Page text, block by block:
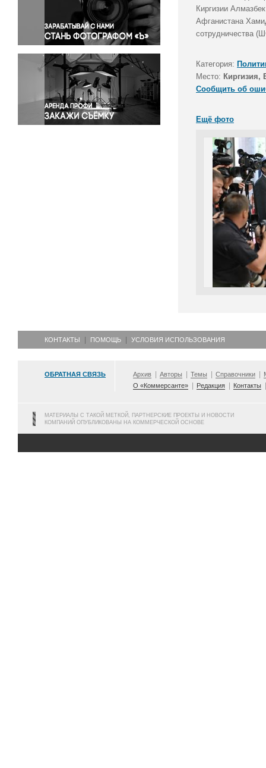
Правосудие
Происшествия и конфликты
Религия
Светская жизнь
Спорт
Экология
Экономика и бизнес
Киргизии
Афганистана
сотрудничества
Категория:
Место: Киргизия,
Сообщить об
Ещё фото
КОНТАКТЫ ПОМОЩЬ УСЛОВИЯ ИСПОЛЬЗОВАНИЯ
ОБРАТНАЯ СВЯЗЬ Архив Авторы Темы Справочники
О «Коммерсанте»
Редакция Контакты
МАТЕРИАЛЫ С ТАКОЙ МЕТКОЙ, ПАРТНЕРСКИЕ ПРОЕКТЫ И НОВОСТИ
КОМПАНИЙ ОПУБЛИКОВАНЫ НА КОММЕРЧЕСКОЙ ОСНОВЕ